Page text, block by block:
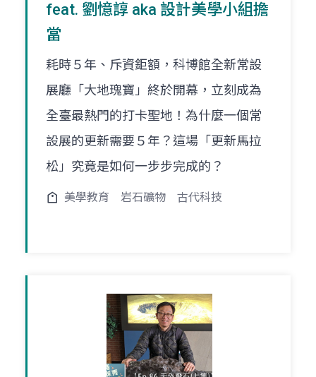
feat. 劉憶諄 aka 設計美學小組擔
當
耗時５年、斥資鉅額，科博館全新常設
展廳「大地瑰寶」終於開幕，立刻成為
全臺最熱門的打卡聖地！為什麼一個常
設展的更新需要５年？這場「更新馬拉
松」究竟是如何一步步完成的？
美學教育 岩石礦物 古代科技